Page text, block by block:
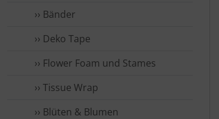
›› Bänder
›› Deko Tape
›› Flower Foam und Stames
›› Tissue Wrap
›› Blüten & Blumen